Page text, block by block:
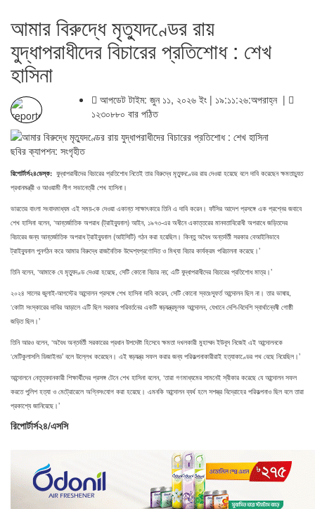
আমার বিরুদ্ধে মৃত্যুদণ্ডের রায়
যুদ্ধাপরাধীদের বিচারের প্রতিশোধ : শেখ
হাসিনা
আপডেট টাইম: জুন ১১, ২০২৬ ইং | ১৯:১১:২৬:অপরাহ্ন |
১২৩০৮৮০ বার পঠিত
ছবির ক্যাপশন: সংগৃহীত
রিপোর্টার্স২৪ডেস্ক: যুদ্ধাপরাধীদের বিচারের প্রতিশোধ নিতেই তার বিরুদ্ধে মৃত্যুদণ্ডের রায় দেওয়া হয়েছে বলে দাবি করেছেন ক্ষমতাচ্যুত
প্রধানমন্ত্রী ও আওয়ামী লীগ সভানেত্রী শেখ হাসিনা।
ভারতের বাংলা সংবাদমাধ্যম এই সময়-কে দেওয়া একান্ত সাক্ষাৎকারে তিনি এ দাবি করেন। ফাঁসির আদেশ প্রসঙ্গে এক প্রশ্নের জবাবে
শেখ হাসিনা বলেন, ‘আন্তর্জাতিক অপরাধ (ট্রাইব্যুনাল) আইন, ১৯৭৩-এর অধীনে একাত্তরের মানবতাবিরোধী অপরাধে জড়িতদের
বিচারের জন্য আন্তর্জাতিক অপরাধ ট্রাইব্যুনাল (আইসিটি) গঠন করা হয়েছিল। কিন্তু অবৈধ অন্তর্বর্তী সরকার বেআইনিভাবে
ট্রাইব্যুনাল পুনর্গঠন করে আমার বিরুদ্ধে রাজনৈতিক উদ্দেশ্যপ্রণোদিত ও মিথ্যা বিচার কার্যক্রম পরিচালনা করেছে।’
তিনি বলেন, ‘আমাকে যে মৃত্যুদণ্ড দেওয়া হয়েছে, সেটি কোনো বিচার নয়; এটি যুদ্ধাপরাধীদের বিচারের প্রতিশোধ মাত্র।’
২০২৪ সালের জুলাই-আগস্টের আন্দোলন প্রসঙ্গে শেখ হাসিনা দাবি করেন, সেটি কোনো স্বতঃস্ফূর্ত আন্দোলন ছিল না। তার ভাষায়,
‘কোটা সংস্কারের দাবির আড়ালে এটি ছিল সরকার পরিবর্তনের একটি ষড়যন্ত্রমূলক আন্দোলন, যেখানে দেশি-বিদেশি স্বার্থান্বেষী গোষ্ঠী
জড়িত ছিল।’
তিনি আরও বলেন, ‘অবৈধ অন্তর্বর্তী সরকারের প্রধান উপদেষ্টা হিসেবে ক্ষমতা দখলকারী মুহাম্মদ ইউনূস নিজেই এই আন্দোলনকে
‘মেটিকুলাসলি ডিজাইনড’ বলে উল্লেখ করেছেন। এই ষড়যন্ত্র সফল করার জন্য পরিকল্পনাকারীরাই হত্যাকাণ্ডের পথ বেছে নিয়েছিল।’
আন্দোলনে নেতৃত্বদানকারী শিক্ষার্থীদের প্রসঙ্গ টেনে শেখ হাসিনা বলেন, ‘তারা গণমাধ্যমের সামনেই স্বীকার করেছে যে আন্দোলন সফল
করতে পুলিশ হত্যা ও মেট্রোরেলে অগ্নিসংযোগ করা হয়েছে। এমনকি আন্দোলন ব্যর্থ হলে সশস্ত্র বিদ্রোহের পরিকল্পনাও ছিল বলে তারা
প্রকাশ্যে জানিয়েছে।’
রিপোর্টার্স২৪/এসসি